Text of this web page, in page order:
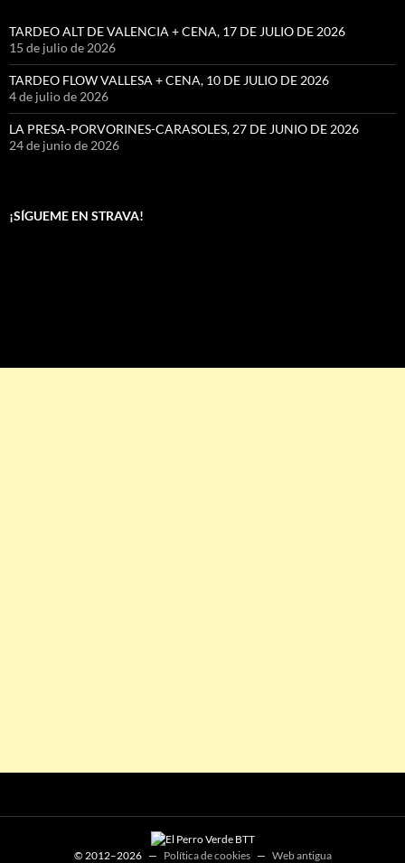
TARDEO ALT DE VALENCIA + CENA, 17 DE JULIO DE 2026
15 de julio de 2026
TARDEO FLOW VALLESA + CENA, 10 DE JULIO DE 2026
4 de julio de 2026
LA PRESA-PORVORINES-CARASOLES, 27 DE JUNIO DE 2026
24 de junio de 2026
¡SÍGUEME EN STRAVA!
© 2012–2026 — Política de cookies— Web antigua